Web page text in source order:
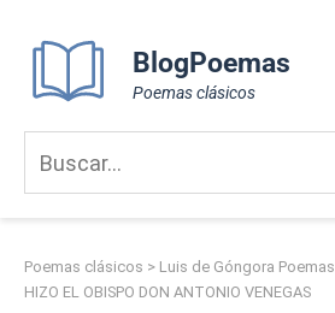
content
BlogPoemas
Poemas clásicos
Poemas clásicos > Luis de Góngora Poemas
HIZO EL OBISPO DON ANTONIO VENEGAS